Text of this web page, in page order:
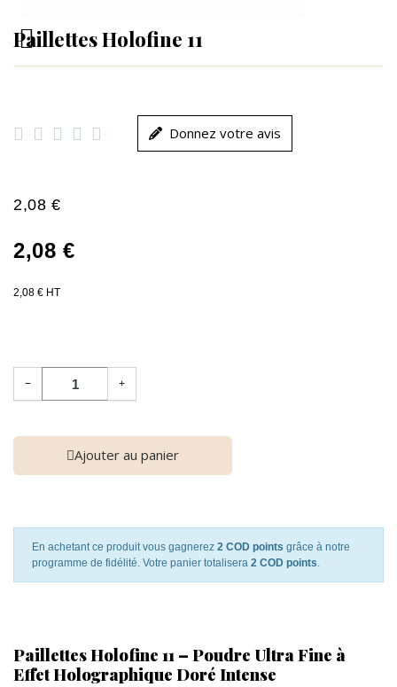
Paillettes Holofine 11
     Donnez votre avis
2,08 €
2,08 €
2,08 € HT
− +
Ajouter au panier
En achetant ce produit vous gagnerez 2 COD points grâce à notre
programme de fidélité. Votre panier totalisera 2 COD points.
Paillettes Holofine 11 – Poudre Ultra Fine à
Effet Holographique Doré Intense